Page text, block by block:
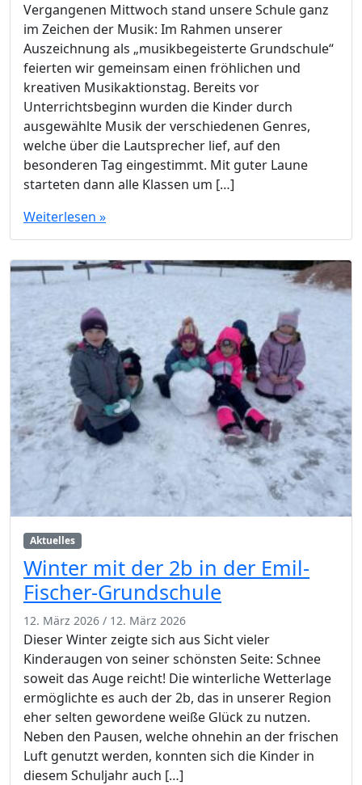
Vergangenen Mittwoch stand unsere Schule ganz
im Zeichen der Musik: Im Rahmen unserer
Auszeichnung als „musikbegeisterte Grundschule“
feierten wir gemeinsam einen fröhlichen und
kreativen Musikaktionstag. Bereits vor
Unterrichtsbeginn wurden die Kinder durch
ausgewählte Musik der verschiedenen Genres,
welche über die Lautsprecher lief, auf den
besonderen Tag eingestimmt. Mit guter Laune
starteten dann alle Klassen um […]
Weiterlesen »
Aktuelles
Winter mit der 2b in der Emil-
Fischer-Grundschule
12. März 2026 / 12. März 2026
Dieser Winter zeigte sich aus Sicht vieler
Kinderaugen von seiner schönsten Seite: Schnee
soweit das Auge reicht! Die winterliche Wetterlage
ermöglichte es auch der 2b, das in unserer Region
eher selten gewordene weiße Glück zu nutzen.
Neben den Pausen, welche ohnehin an der frischen
Luft genutzt werden, konnten sich die Kinder in
diesem Schuljahr auch […]